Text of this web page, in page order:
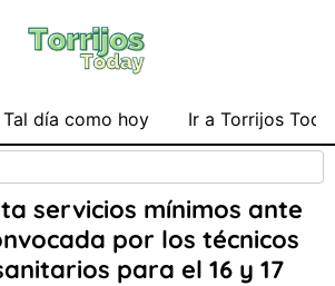
Tal día como hoy Ir a Torrijos
servicios mínimos ante
por los técnicos
para el 16 y 17